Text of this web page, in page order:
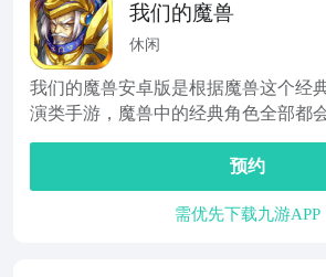
我们的魔兽
休闲
我们的魔兽安卓版是根据魔兽这个经
演类手游，魔兽中的经典角色全部都
预约
需优先下载九游APP